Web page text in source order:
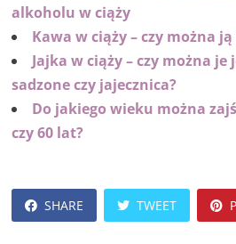
alkoholu w ciąży
Kawa w ciąży – czy można
Jajka w ciąży – czy można je
sadzone czy jajecznica?
Do jakiego wieku można
czy 60 lat?
SHARE TWEET